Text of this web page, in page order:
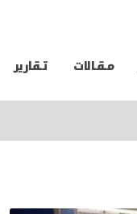
مـقـالات تـقارير